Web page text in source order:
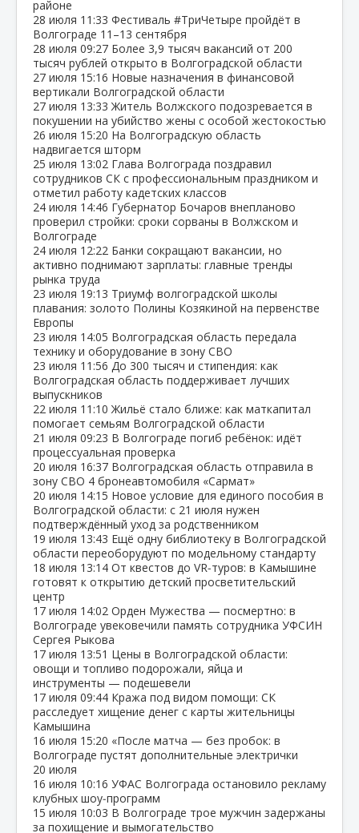
районе
28 июля 11:33 Фестиваль #ТриЧетыре пройдёт в
Волгограде 11–13 сентября
28 июля 09:27 Более 3,9 тысяч вакансий от 200
тысяч рублей открыто в Волгоградской области
27 июля 15:16 Новые назначения в финансовой
вертикали Волгоградской области
27 июля 13:33 Житель Волжского подозревается в
покушении на убийство жены с особой жестокостью
26 июля 15:20 На Волгоградскую область
надвигается шторм
25 июля 13:02 Глава Волгограда поздравил
сотрудников СК с профессиональным праздником и
отметил работу кадетских классов
24 июля 14:46 Губернатор Бочаров внепланово
проверил стройки: сроки сорваны в Волжском и
Волгограде
24 июля 12:22 Банки сокращают вакансии, но
активно поднимают зарплаты: главные тренды
рынка труда
23 июля 19:13 Триумф волгоградской школы
плавания: золото Полины Козякиной на первенстве
Европы
23 июля 14:05 Волгоградская область передала
технику и оборудование в зону СВО
23 июля 11:56 До 300 тысяч и стипендия: как
Волгоградская область поддерживает лучших
выпускников
22 июля 11:10 Жильё стало ближе: как маткапитал
помогает семьям Волгоградской области
21 июля 09:23 В Волгограде погиб ребёнок: идёт
процессуальная проверка
20 июля 16:37 Волгоградская область отправила в
зону СВО 4 бронеавтомобиля «Сармат»
20 июля 14:15 Новое условие для единого пособия в
Волгоградской области: с 21 июля нужен
подтверждённый уход за родственником
19 июля 13:43 Ещё одну библиотеку в Волгоградской
области переоборудуют по модельному стандарту
18 июля 13:14 От квестов до VR‑туров: в Камышине
готовят к открытию детский просветительский
центр
17 июля 14:02 Орден Мужества — посмертно: в
Волгограде увековечили память сотрудника УФСИН
Сергея Рыкова
17 июля 13:51 Цены в Волгоградской области:
овощи и топливо подорожали, яйца и
инструменты — подешевели
17 июля 09:44 Кража под видом помощи: СК
расследует хищение денег с карты жительницы
Камышина
16 июля 15:20 «После матча — без пробок: в
Волгограде пустят дополнительные электрички
20 июля
16 июля 10:16 УФАС Волгограда остановило рекламу
клубных шоу‑программ
15 июля 10:03 В Волгограде трое мужчин задержаны
за похищение и вымогательство